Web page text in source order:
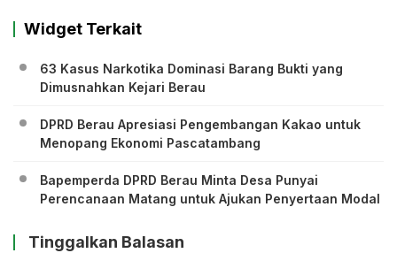
Widget Terkait
63 Kasus Narkotika Dominasi Barang Bukti yang
Dimusnahkan Kejari Berau
DPRD Berau Apresiasi Pengembangan Kakao untuk
Menopang Ekonomi Pascatambang
Bapemperda DPRD Berau Minta Desa Punyai
Perencanaan Matang untuk Ajukan Penyertaan Modal
Tinggalkan Balasan